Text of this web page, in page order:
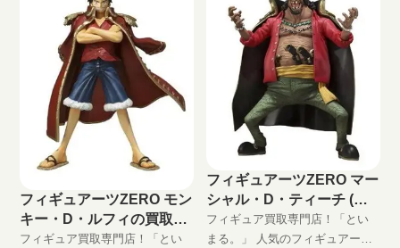
フィギュアーツZERO モン
キー・D・ルフィの買取価
格
フィギュア買取専門店！「とい
フィギュアーツZERO マー
シャル・D・ティーチ (黒
ひげ)の買取価格
フィギュア買取専門店！「とい
まる。」 人気のフィギュアーツ